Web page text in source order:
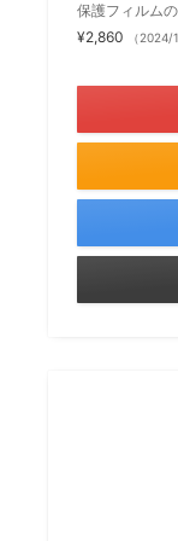
保護フィルム
¥2,860
（2024/